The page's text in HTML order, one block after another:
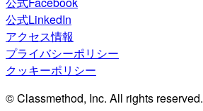
公式LinkedIn
アクセス情報
プライバシーポリシー
クッキーポリシー
© Classmethod, Inc. All rights reserved.